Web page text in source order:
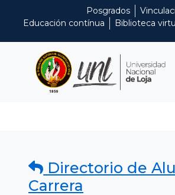
Posgrados
Educación contínua
Biblioteca
Directorio de
Carrera